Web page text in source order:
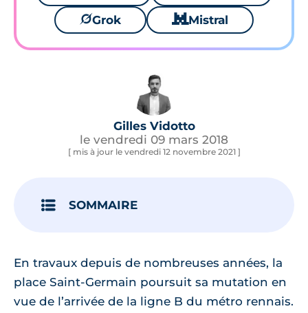
🪐Grok 🐱 Mistral
Gilles Vidotto
le vendredi 09 mars 2018
[ mis à jour le vendredi 12 novembre 2021 ]
SOMMAIRE
En travaux depuis de nombreuses années, la
place Saint-Germain poursuit sa mutation en
vue de l’arrivée de la ligne B du métro rennais.